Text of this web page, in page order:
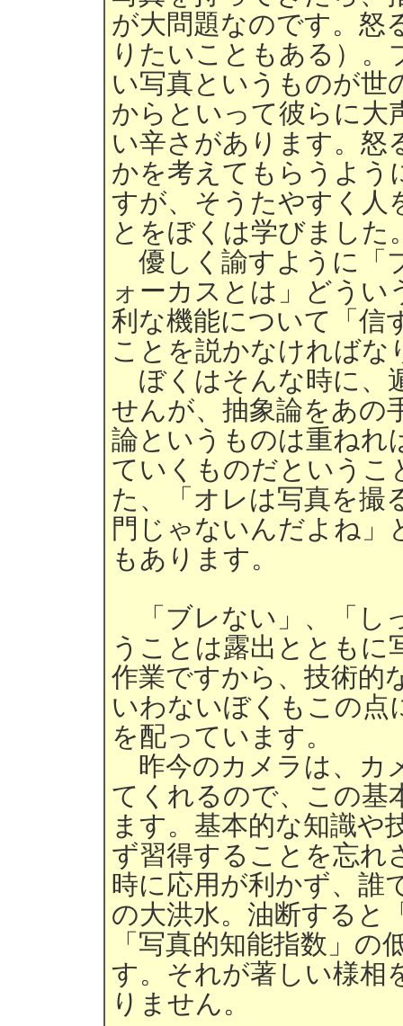
が大問題なのです。
りたいこともある）
い写真というものが世
からといって彼らに大
い辛さがあります。怒
かを考えてもらうよう
すが、そうたやすく人
とをぼくは学びました
優しく諭すように「
ォーカスとは」どうい
利な機能について「信
ことを説かなければな
ぼくはそんな時に、
せんが、抽象論をあの
論というものは重ねれ
ていくものだというこ
た、「オレは写真を撮
門じゃないんだよね」
もあります。
「ブレない」、「し
うことは露出とともに
作業ですから、技術的
いわないぼくもこの点
を配っています。
昨今のカメラは、カ
てくれるので、この基
ます。基本的な知識や
ず習得することを忘れ
時に応用が利かず、誰
の大洪水。油断すると
「写真的知能指数」
す。それが著しい様相
りません。